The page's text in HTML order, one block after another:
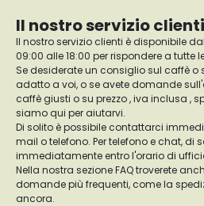
Il nostro servizio
Il nostro servizio clienti è disponibile
09:00 alle 18:00 per rispondere a tutte
Se desiderate un consiglio sul caffè
adatto a voi, o se avete domande
caffè giusti o su prezzo , iva inclusa ,
siamo qui per aiutarvi.
Di solito è possibile contattarci
mail o telefono. Per telefono e chat, di
immediatamente entro l'orario di
Nella nostra sezione FAQ troverete
domande più frequenti, come la
ancora.